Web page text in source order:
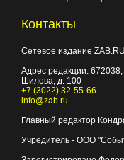
Контакты
Сетевое издание ZAB.RU
Адрес редакции: 672038
Шилова, д. 100
+7 (3022) 32-55-66
info@zab.ru
Главный редактор
Учредитель - ООО